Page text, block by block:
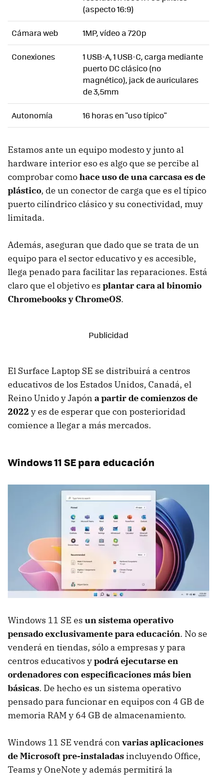
(aspecto 16:9)
Cámara web 1MP, vídeo a 720p
Conexiones
1 USB-A, 1 USB-C, carga mediante
puerto DC clásico (no
magnético), jack de auriculares
de 3,5mm
Autonomía 16 horas en "uso típico"
Estamos ante un equipo modesto y junto al
hardware interior eso es algo que se percibe al
comprobar comohace uso de una carcasa es de
plástico, de un conector de carga que es el típico
puerto cilíndrico clásico y su conectividad, muy
limitada.
Además, aseguran que dado que se trata de un
equipo para el sector educativo y es accesible,
llega penado para facilitar las reparaciones. Está
claro que el objetivo es plantar cara al binomio
Chromebooks y ChromeOS.
El Surface Laptop SE se distribuirá a centros
educativos de los Estados Unidos, Canadá, el
Reino Unido y Japón a partir de comienzos de
2022 y es de esperar que con posterioridad
comience a llegar a más mercados.
Windows 11 SE para educación
Windows 11 SE es un sistema operativo
pensado exclusivamente para educación. No se
venderá en tiendas, sólo a empresas y para
centros educativos ypodrá ejecutarse en
ordenadores con especificaciones más bien
básicas. De hecho es un sistema operativo
pensado para funcionar en equipos con 4 GB de
memoria RAM y 64 GB de almacenamiento.
Windows 11 SE vendrá con varias aplicaciones
de Microsoft pre-instaladas incluyendo Office,
Teams y OneNote y además permitirá la